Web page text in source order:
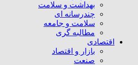
بهداشت و سلامت
چندرسانه ای
سلامت و جامعه
مطالبه گری
اقتصادی
بازار و اقتصاد
صنعت